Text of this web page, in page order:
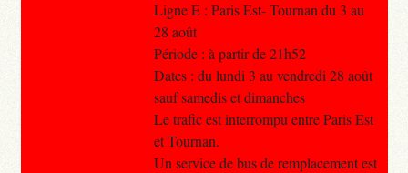
Ligne E : Paris Est- Tournan du 3 au
28 août
Période : à partir de 21h52
Dates : du lundi 3 au vendredi 28 août
sauf samedis et dimanches
Le trafic est interrompu entre Paris Est
et Tournan.
Un service de bus de remplacement est